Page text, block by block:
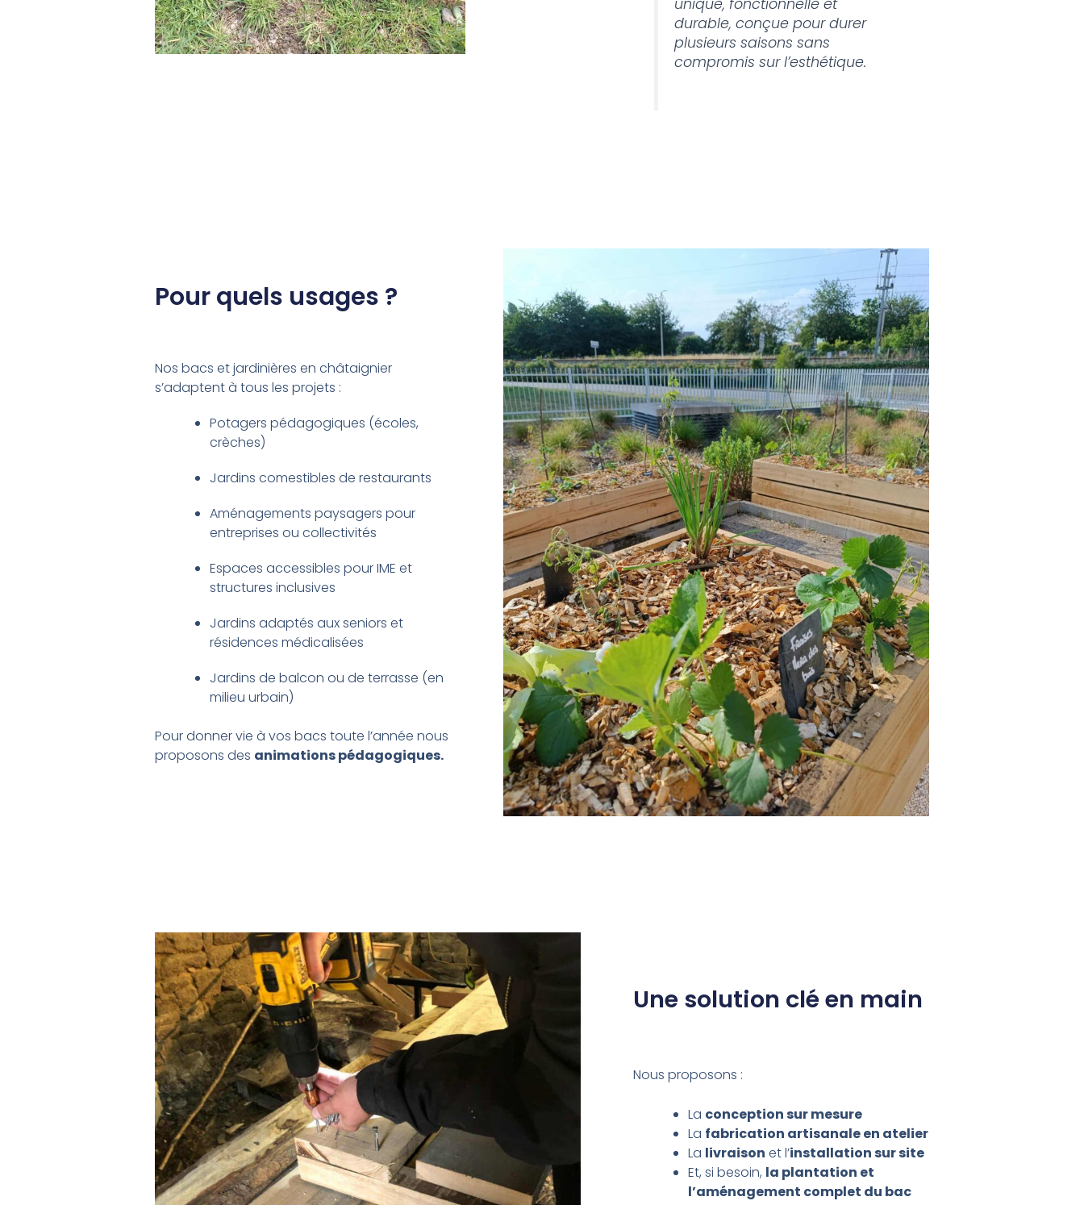
unique, fonctionnelle et
durable, conçue pour durer
plusieurs saisons sans
compromis sur l’esthétique.
Pour quels usages ?
Nos bacs et jardinières en châtaignier
s’adaptent à tous les projets :
Potagers pédagogiques (écoles,
crèches)
Jardins comestibles de restaurants
Aménagements paysagers pour
entreprises ou collectivités
Espaces accessibles pour IME et
structures inclusives
Jardins adaptés aux seniors et
résidences médicalisées
Jardins de balcon ou de terrasse (en
milieu urbain)
Pour donner vie à vos bacs toute l’année nous
proposons des animations pédagogiques.
Une solution clé en main
Nous proposons :
La conception sur mesure
La fabrication artisanale en atelier
La livraison et l’installation sur site
Et, si besoin, la plantation et
l’aménagement complet du bac